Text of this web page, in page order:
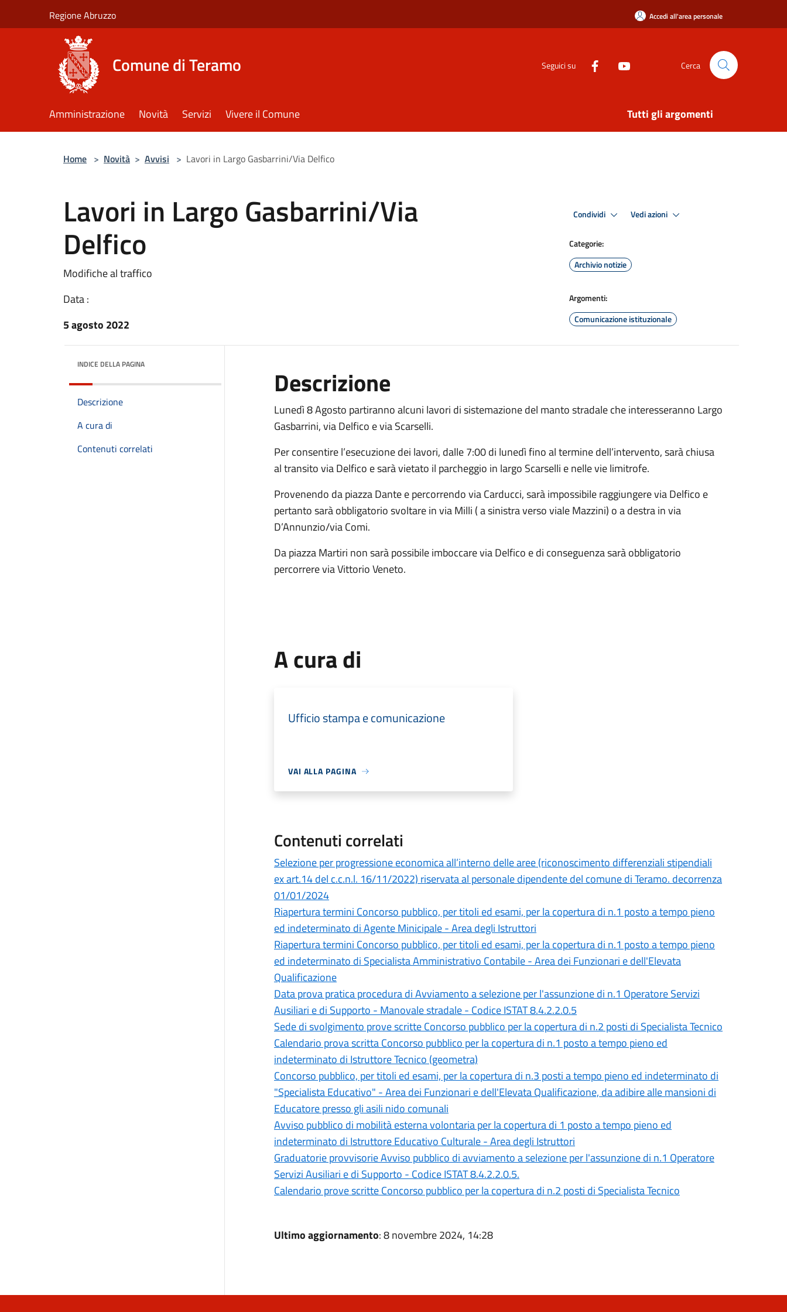
Regione Abruzzo Accedi all'area personale
Comune di Teramo Seguici su Cerca
Amministrazione Novità Servizi Vivere il Comune Tutti gli argomenti
Home > Novità > Avvisi > Lavori in Largo Gasbarrini/Via Delfico
Lavori in Largo Gasbarrini/Via
Delfico
Modifiche al traffico
Data :
5 agosto 2022
Condividi Vedi azioni
Categorie:
Archivio notizie
Argomenti:
Comunicazione istituzionale
INDICE DELLA PAGINA
Descrizione
A cura di
Contenuti correlati
Descrizione
Lunedì 8 Agosto partiranno alcuni lavori di sistemazione del manto stradale che interesseranno Largo
Gasbarrini, via Delfico e via Scarselli.
Per consentire l’esecuzione dei lavori, dalle 7:00 di lunedì fino al termine dell’intervento, sarà chiusa
al transito via Delfico e sarà vietato il parcheggio in largo Scarselli e nelle vie limitrofe.
Provenendo da piazza Dante e percorrendo via Carducci, sarà impossibile raggiungere via Delfico e
pertanto sarà obbligatorio svoltare in via Milli ( a sinistra verso viale Mazzini) o a destra in via
D’Annunzio/via Comi.
Da piazza Martiri non sarà possibile imboccare via Delfico e di conseguenza sarà obbligatorio
percorrere via Vittorio Veneto.
A cura di
Ufficio stampa e comunicazione
VAI ALLA PAGINA
Contenuti correlati
Selezione per progressione economica all’interno delle aree (riconoscimento differenziali stipendiali
ex art.14 del c.c.n.l. 16/11/2022) riservata al personale dipendente del comune di Teramo. decorrenza
01/01/2024
Riapertura termini Concorso pubblico, per titoli ed esami, per la copertura di n.1 posto a tempo pieno
ed indeterminato di Agente Minicipale - Area degli Istruttori
Riapertura termini Concorso pubblico, per titoli ed esami, per la copertura di n.1 posto a tempo pieno
ed indeterminato di Specialista Amministrativo Contabile - Area dei Funzionari e dell'Elevata
Qualificazione
Data prova pratica procedura di Avviamento a selezione per l'assunzione di n.1 Operatore Servizi
Ausiliari e di Supporto - Manovale stradale - Codice ISTAT 8.4.2.2.0.5
Sede di svolgimento prove scritte Concorso pubblico per la copertura di n.2 posti di Specialista Tecnico
Calendario prova scritta Concorso pubblico per la copertura di n.1 posto a tempo pieno ed
indeterminato di Istruttore Tecnico (geometra)
Concorso pubblico, per titoli ed esami, per la copertura di n.3 posti a tempo pieno ed indeterminato di
"Specialista Educativo" - Area dei Funzionari e dell'Elevata Qualificazione, da adibire alle mansioni di
Educatore presso gli asili nido comunali
Avviso pubblico di mobilità esterna volontaria per la copertura di 1 posto a tempo pieno ed
indeterminato di Istruttore Educativo Culturale - Area degli Istruttori
Graduatorie provvisorie Avviso pubblico di avviamento a selezione per l'assunzione di n.1 Operatore
Servizi Ausiliari e di Supporto - Codice ISTAT 8.4.2.2.0.5.
Calendario prove scritte Concorso pubblico per la copertura di n.2 posti di Specialista Tecnico
Ultimo aggiornamento: 8 novembre 2024, 14:28